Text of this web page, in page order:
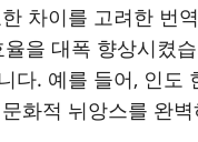
차이를 고려한 번
을 대폭 향상시켰
다. 예를 들어, 인
화적 뉘앙스를 완